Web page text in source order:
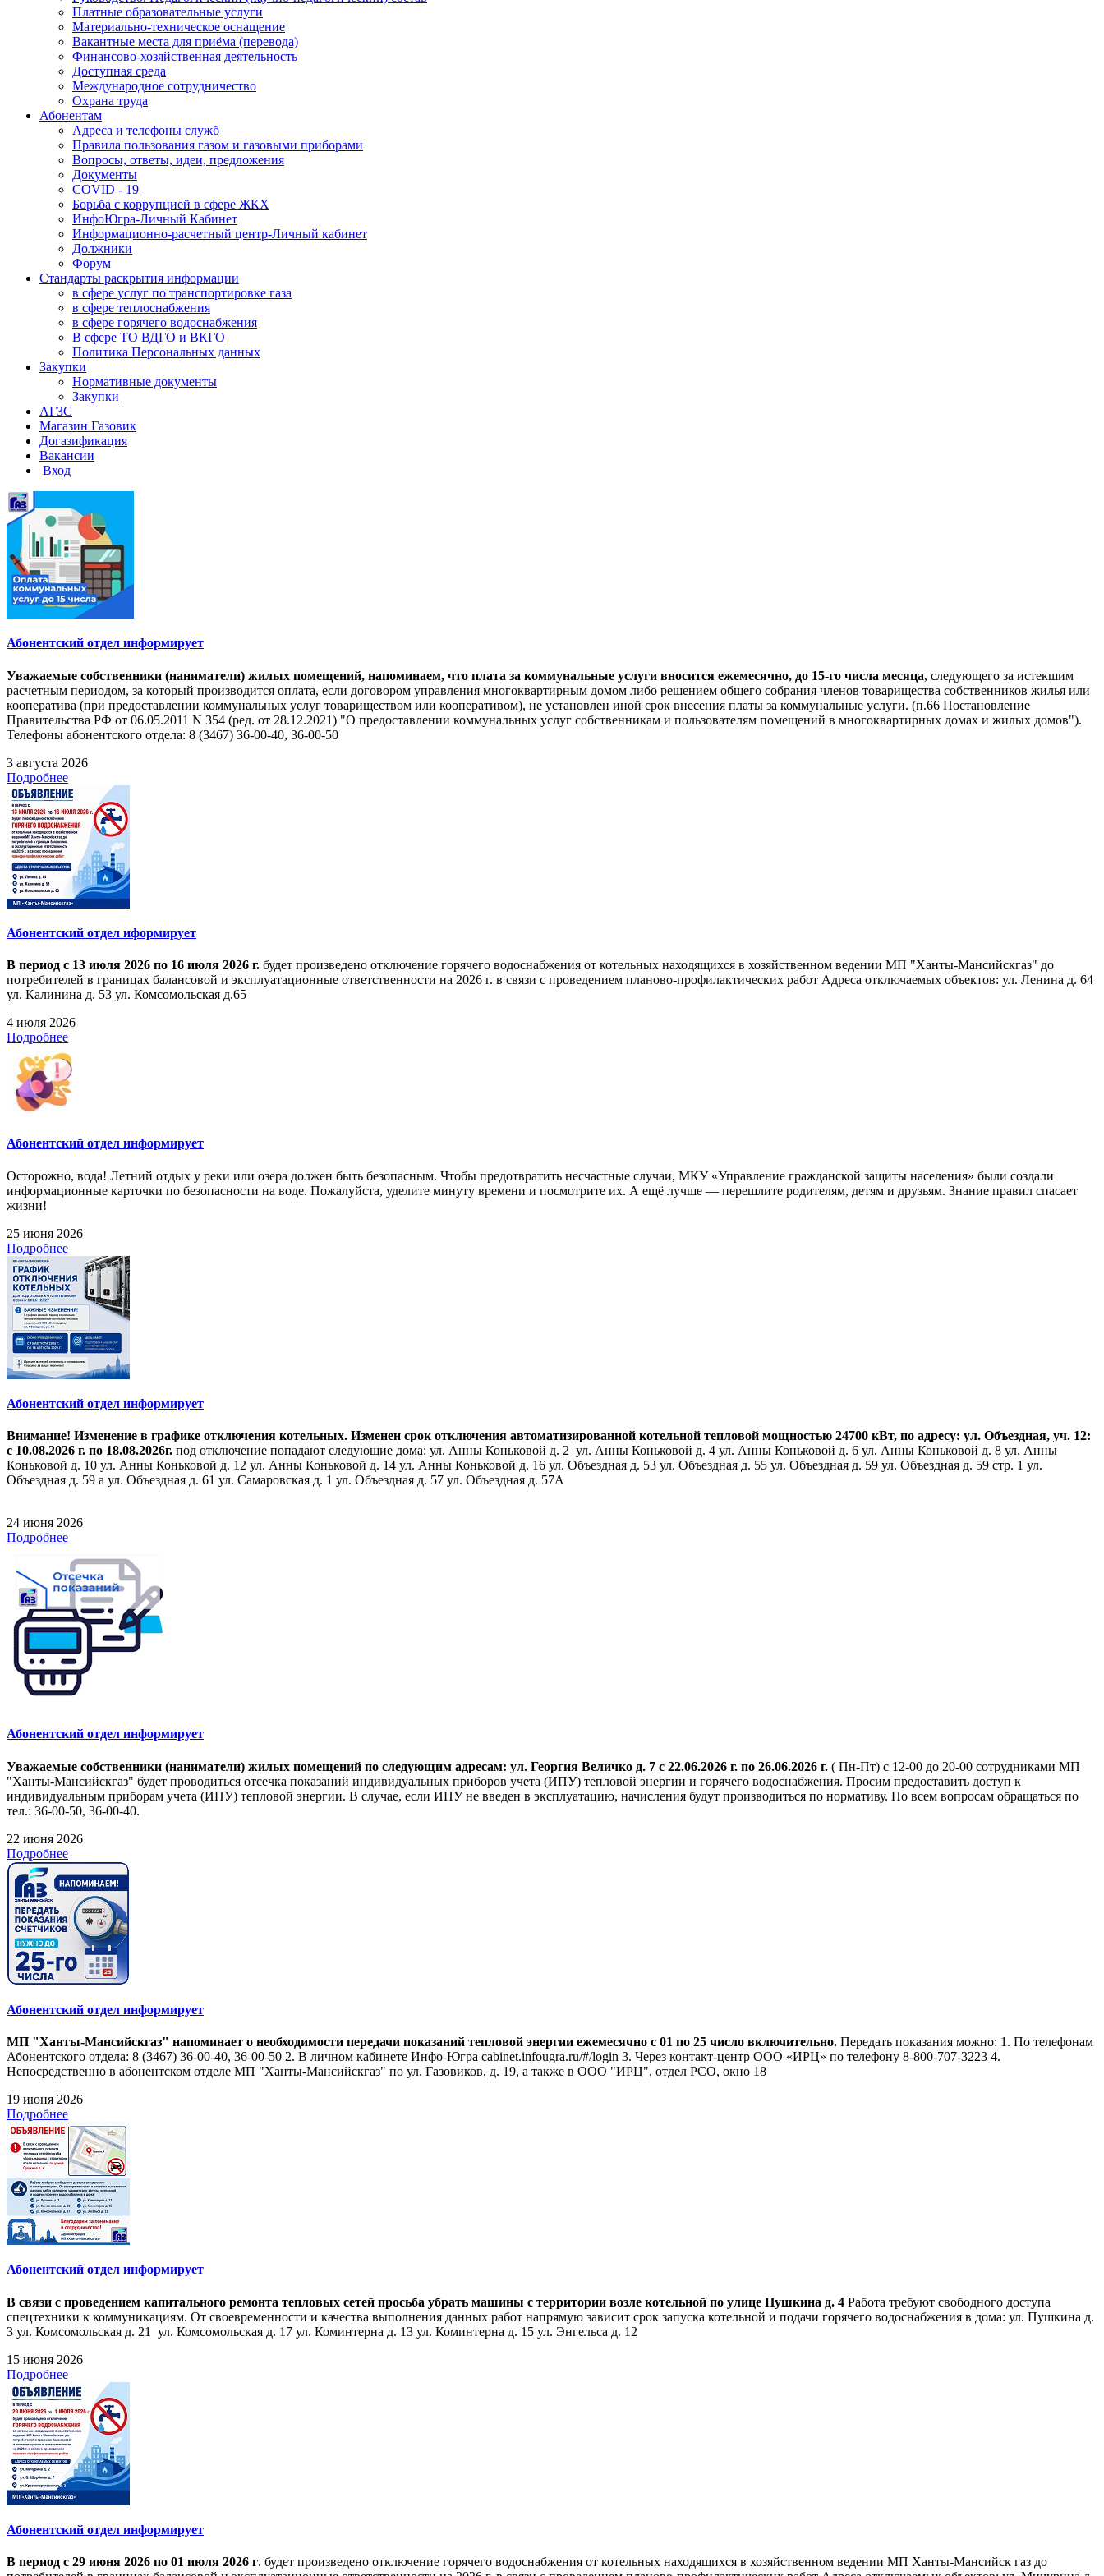
Платные образовательные услуги
Материально-техническое оснащение
Вакантные места для приёма (перевода)
Финансово-хозяйственная деятельность
Доступная среда
Международное сотрудничество
Охрана труда
Абонентам
Адреса и телефоны служб
Правила пользования газом и газовыми приборами
Вопросы, ответы, идеи, предложения
Документы
COVID - 19
Борьба с коррупцией в сфере ЖКХ
ИнфоЮгра-Личный Кабинет
Информационно-расчетный центр-Личный кабинет
Должники
Форум
Стандарты раскрытия информации
в сфере услуг по транспортировке газа
в сфере теплоснабжения
в сфере горячего водоснабжения
В сфере ТО ВДГО и ВКГО
Политика Персональных данных
Закупки
Нормативные документы
Закупки
АГЗС
Магазин Газовик
Догазификация
Вакансии
Вход
Абонентский отдел информирует
Уважаемые собственники (наниматели) жилых помещений, напоминаем, что плата за коммунальные услуги вносится ежемесячно, до 15-го числа месяца, следующего за истекшим
расчетным периодом, за который производится оплата, если договором управления многоквартирным домом либо решением общего собрания членов товарищества собственников жилья или
кооператива (при предоставлении коммунальных услуг товариществом или кооперативом), не установлен иной срок внесения платы за коммунальные услуги. (п.66 Постановление
Правительства РФ от 06.05.2011 N 354 (ред. от 28.12.2021) "О предоставлении коммунальных услуг собственникам и пользователям помещений в многоквартирных домах и жилых домов").
Телефоны абонентского отдела: 8 (3467) 36-00-40, 36-00-50
3 августа 2026
Подробнее
Абонентский отдел иформирует
В период с 13 июля 2026 по 16 июля 2026 г. будет произведено отключение горячего водоснабжения от котельных находящихся в хозяйственном ведении МП "Ханты-Мансийскгаз" до
потребителей в границах балансовой и эксплуатационные ответственности на 2026 г. в связи с проведением планово-профилактических работ Адреса отключаемых объектов: ул. Ленина д. 64
ул. Калинина д. 53 ул. Комсомольская д.65
4 июля 2026
Подробнее
Абонентский отдел информирует
Осторожно, вода! Летний отдых у реки или озера должен быть безопасным. Чтобы предотвратить несчастные случаи, МКУ «Управление гражданской защиты населения» были создали
информационные карточки по безопасности на воде. Пожалуйста, уделите минуту времени и посмотрите их. А ещё лучше — перешлите родителям, детям и друзьям. Знание правил спасает
жизни!
25 июня 2026
Подробнее
Абонентский отдел информирует
Внимание! Изменение в графике отключения котельных. Изменен срок отключения автоматизированной котельной тепловой мощностью 24700 кВт, по адресу: ул. Объездная, уч. 12:
с 10.08.2026 г. по 18.08.2026г. под отключение попадают следующие дома: ул. Анны Коньковой д. 2 ул. Анны Коньковой д. 4 ул. Анны Коньковой д. 6 ул. Анны Коньковой д. 8 ул. Анны
Коньковой д. 10 ул. Анны Коньковой д. 12 ул. Анны Коньковой д. 14 ул. Анны Коньковой д. 16 ул. Объездная д. 53 ул. Объездная д. 55 ул. Объездная д. 59 ул. Объездная д. 59 стр. 1 ул.
Объездная д. 59 а ул. Объездная д. 61 ул. Самаровская д. 1 ул. Объездная д. 57 ул. Объездная д. 57А
24 июня 2026
Подробнее
Абонентский отдел информирует
Уважаемые собственники (наниматели) жилых помещений по следующим адресам: ул. Георгия Величко д. 7 с 22.06.2026 г. по 26.06.2026 г. ( Пн-Пт) с 12-00 до 20-00 сотрудниками МП
"Ханты-Мансийскгаз" будет проводиться отсечка показаний индивидуальных приборов учета (ИПУ) тепловой энергии и горячего водоснабжения. Просим предоставить доступ к
индивидуальным приборам учета (ИПУ) тепловой энергии. В случае, если ИПУ не введен в эксплуатацию, начисления будут производиться по нормативу. По всем вопросам обращаться по
тел.: 36-00-50, 36-00-40.
22 июня 2026
Подробнее
Абонентский отдел информирует
МП "Ханты-Мансийскгаз" напоминает о необходимости передачи показаний тепловой энергии ежемесячно с 01 по 25 число включительно. Передать показания можно: 1. По телефонам
Абонентского отдела: 8 (3467) 36-00-40, 36-00-50 2. В личном кабинете Инфо-Югра cabinet.infougra.ru/#/login 3. Через контакт-центр ООО «ИРЦ» по телефону 8-800-707-3223 4.
Непосредственно в абонентском отделе МП "Ханты-Мансийскгаз" по ул. Газовиков, д. 19, а также в ООО "ИРЦ", отдел РСО, окно 18
19 июня 2026
Подробнее
Абонентский отдел информирует
В связи с проведением капитального ремонта тепловых сетей просьба убрать машины с территории возле котельной по улице Пушкина д. 4 Работа требуют свободного доступа
спецтехники к коммуникациям. От своевременности и качества выполнения данных работ напрямую зависит срок запуска котельной и подачи горячего водоснабжения в дома: ул. Пушкина д.
3 ул. Комсомольская д. 21 ул. Комсомольская д. 17 ул. Коминтерна д. 13 ул. Коминтерна д. 15 ул. Энгельса д. 12
15 июня 2026
Подробнее
Абонентский отдел информирует
В период с 29 июня 2026 по 01 июля 2026 г. будет произведено отключение горячего водоснабжения от котельных находящихся в хозяйственном ведении МП Ханты-Мансийск газ до